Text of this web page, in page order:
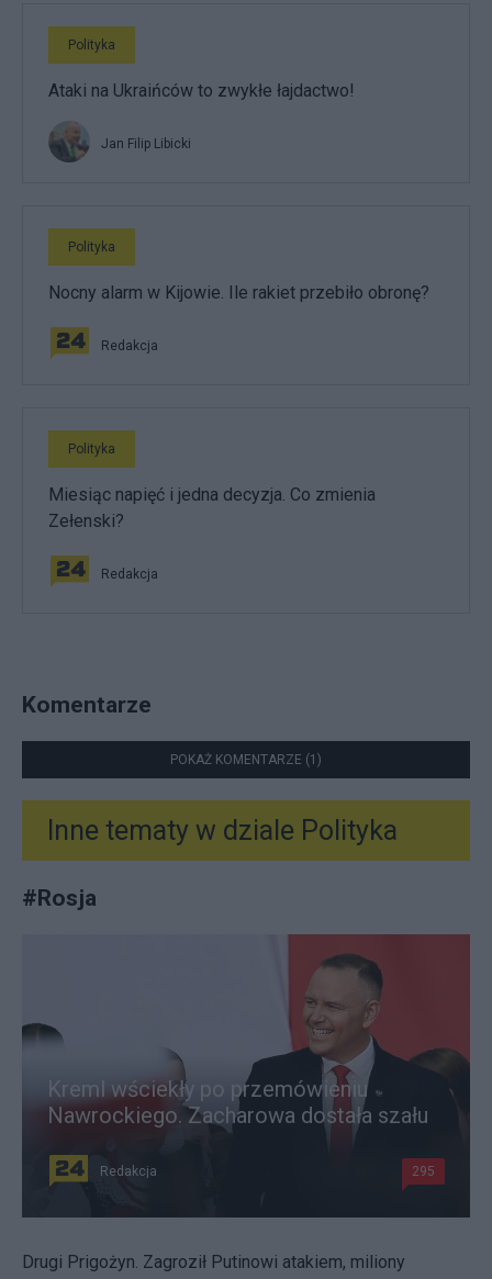
Polityka
Ataki na Ukraińców to zwykłe łajdactwo!
Jan Filip Libicki
Polityka
Nocny alarm w Kijowie. Ile rakiet przebiło obronę?
Redakcja
Polityka
Miesiąc napięć i jedna decyzja. Co zmienia
Zełenski?
Redakcja
Komentarze
POKAŻ KOMENTARZE (1)
Inne tematy w dziale Polityka
#Rosja
Kreml wściekły po przemówieniu
Nawrockiego. Zacharowa dostała szału
Redakcja 295
Drugi Prigożyn. Zagroził Putinowi atakiem, miliony